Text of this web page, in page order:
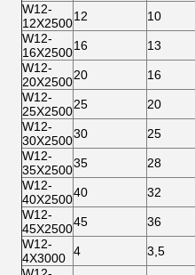
W12-
12X250012 10
W12-
16X250016 13
W12-
20X250020 16
W12-
25X250025 20
W12-
30X250030 25
W12-
35X250035 28
W12-
40X250040 32
W12-
45X250045 36
W12-
4X3000 4 3,5